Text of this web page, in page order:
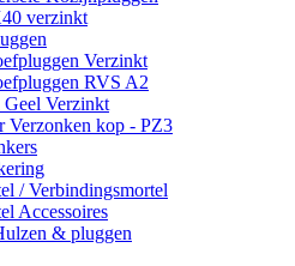
verzinkt
Verzinkt
RVS A2
Geel Verzinkt
Verzonken kop - PZ3
/ Verbindingsmortel
Accessoires
& pluggen